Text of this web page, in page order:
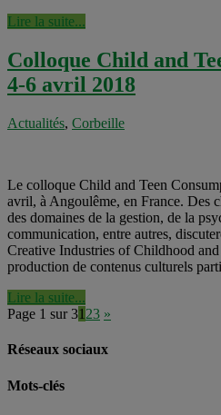
Lire la suite...
Colloque Child and
4-6 avril 2018
Actualités, Corbeille
Le colloque Child and Teen
avril, à Angoulême, en France. Des
des domaines de la gestion, de la
communication, entre autres,
Creative Industries of Childhood
production de contenus culturels
Lire la suite...
Page 1 sur 31 23 »
Réseaux sociaux
Mots-clés